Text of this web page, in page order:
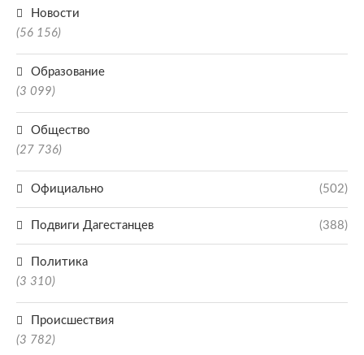
Новости
(56 156)
Образование
(3 099)
Общество
(27 736)
Официально (502)
Подвиги Дагестанцев (388)
Политика
(3 310)
Происшествия
(3 782)